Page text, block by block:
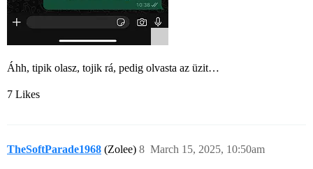
Áhh, tipik olasz, tojik rá, pedig olvasta az üzit…
7 Likes
TheSoftParade1968 (Zolee) March 15, 2025, 10:50am
8